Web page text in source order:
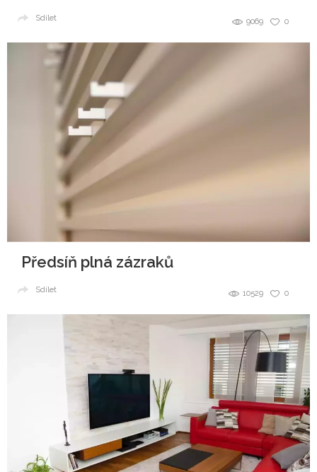
0
9069
Sdílet
Předsíň plná zázraků
0
10529
Sdílet